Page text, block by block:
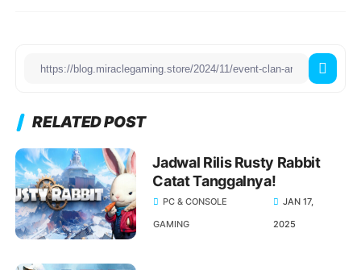
RELATED POST
Jadwal Rilis Rusty Rabbit
Catat Tanggalnya!
PC & CONSOLE
GAMING
JAN 17,
2025